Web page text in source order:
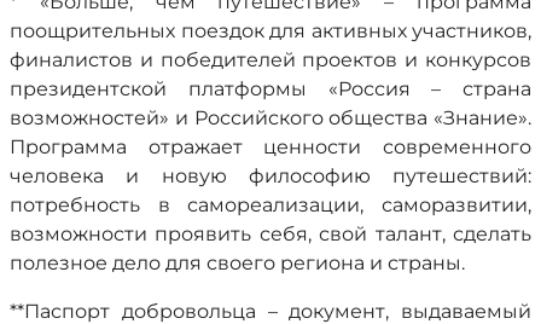
поощрительных поездок для активных участников,
финалистов и победителей проектов и конкурсов
президентской платформы «Россия – страна
возможностей» и Российского общества «Знание».
Программа отражает ценности современного
человека и новую философию путешествий:
потребность в самореализации, саморазвитии,
возможности проявить себя, свой талант, сделать
полезное дело для своего региона и страны.
**Паспорт добровольца – документ, выдаваемый